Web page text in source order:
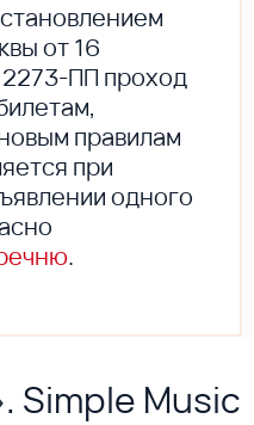
от 16
ПП проход
правилам
при
одного
.
Simple Music